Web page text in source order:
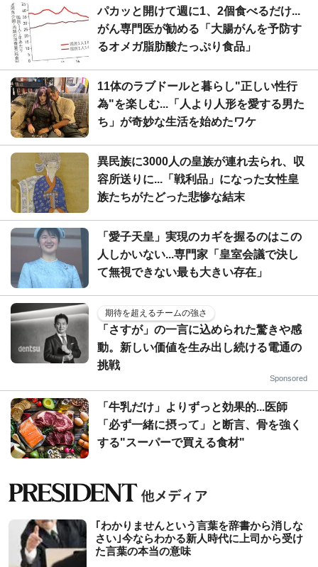
パカッと開けて週に1、2個食べるだけ...
がん専門医が勧める「大腸がんを予防す
るオメガ脂肪酸たっぷり食品」
11体のラブドールと暮らし"正しい性行
為"を楽しむ...「人より人形を愛する男た
ち」が奇妙な生活を始めたワケ
異民族に3000人の皇族が連れ去られ、収
容所送りに...「戦利品」になった女性皇
族たちがたどった悲惨な結末
「愛子天皇」実現のカギを握るのはこの
人しかいない...専門家「皇室会議で決し
て無視できない最も大きい存在」
期待を超えるチームの強さ
「さすが」の一言に込められた驚きや感
動。新しい価値を生み出し続ける電通の
挑戦
Sponsored
「牛乳だけ」よりずっと効果的...医師
「必ず一緒に摂って」と断言、骨を強く
する"スーパーで買える食材"
｢わかりませんという言葉を辞書から消しな
さい｣今ならわかる新人時代に上司から受け
た言葉の本当の意味